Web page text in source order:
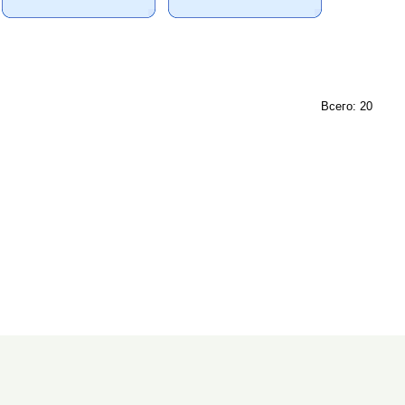
Всего: 20